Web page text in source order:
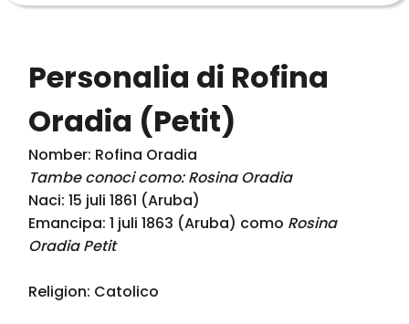
Personalia di Rofina
Oradia (Petit)
Nomber: Rofina Oradia
Tambe conoci como: Rosina Oradia
Naci: 15 juli 1861 (Aruba)
Emancipa: 1 juli 1863 (Aruba) como Rosina
Oradia Petit
Religion: Catolico